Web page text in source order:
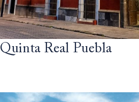
Quinta Real Puebla